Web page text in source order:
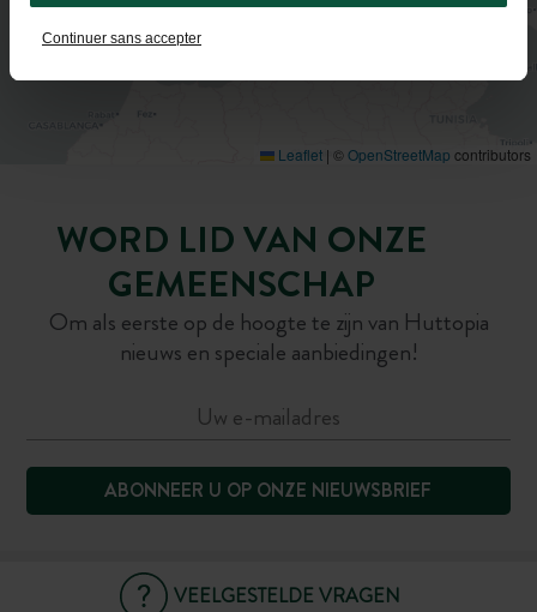
Continuer sans accepter
Leaflet | ©OpenStreetMap contributors
WORD LID VAN ONZE
GEMEENSCHAP
Om als eerste op de hoogte te zijn van Huttopia
nieuws en speciale aanbiedingen!
ABONNEER U OP ONZE NIEUWSBRIEF
VEELGESTELDE VRAGEN